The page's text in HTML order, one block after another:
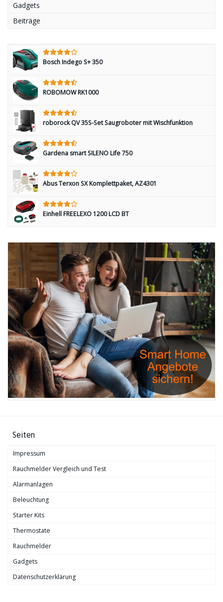
Gadgets
Beiträge
Bosch Indego S+ 350
ROBOMOW RK1000
roborock QV 35S-Set Saugroboter mit Wischfunktion
Gardena smart SILENO Life 750
Abus Terxon SX Komplettpaket, AZ4301
Einhell FREELEXO 1200 LCD BT
Seiten
Impressum
Rauchmelder Vergleich und Test
Alarmanlagen
Beleuchtung
Starter Kits
Thermostate
Rauchmelder
Gadgets
Datenschutzerklärung